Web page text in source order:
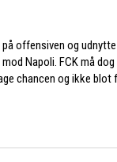
offensiven og
Napoli. FCK må dog
chancen og ikke blot